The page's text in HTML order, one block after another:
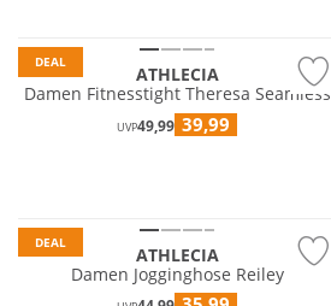
DEAL
ATHLECIA
Damen Fitnesstight Theresa Seamless
UVP49,99 39,99
DEAL
ATHLECIA
Damen Jogginghose Reiley